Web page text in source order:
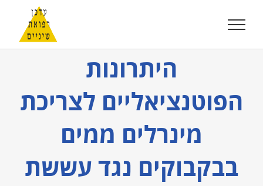
לתוכן
היתרונות
הפוטנציאליים לצריכת
מינרלים ממים
בבקבוקים נגד עששת